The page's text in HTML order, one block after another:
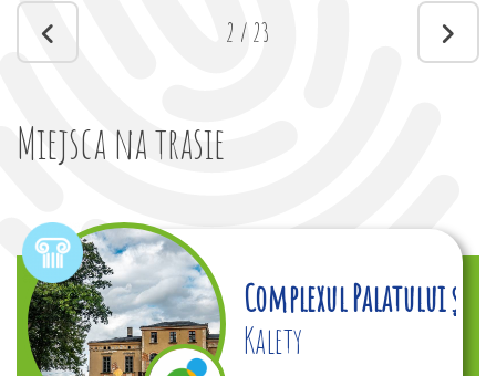
2 / 23
Miejsca na trasie
Obozach przez Faszyzm Niemiecki W Żyglinie -
Complexul Palatului și
Kalety